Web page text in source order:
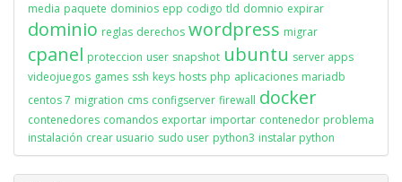
media paquete dominios epp codigo tld domnio expirar
dominio reglas derechos wordpress migrar
cpanel proteccion user snapshot ubuntu server apps
videojuegos games ssh keys hosts php aplicaciones mariadb
centos 7 migration cms configserver firewall docker
contenedores comandos exportar importar contenedor problema
instalación crear usuario sudo user python3 instalar python